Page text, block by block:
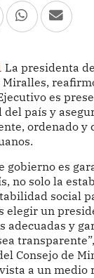
La presidenta
es
del país y
ordenado y
gobierno es
no solo la
social
elegir un
adecuadas y
Consejo de
a un medio